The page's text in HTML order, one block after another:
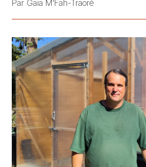
Par Gaïa M'Fah-Traoré